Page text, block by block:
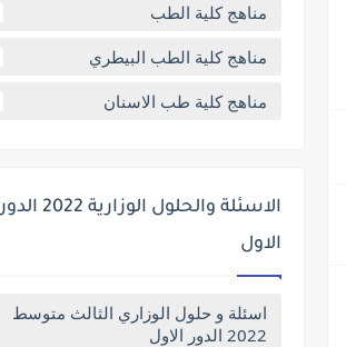
مناهج كلية الطب
مناهج كلية الطب البيطري
مناهج كلية طب الاسنان
الاسئلة والحلول الوزارية 2022 الدور
الاول
اسئلة و حلول الوزاري الثالث متوسط
2022 الدور الاول